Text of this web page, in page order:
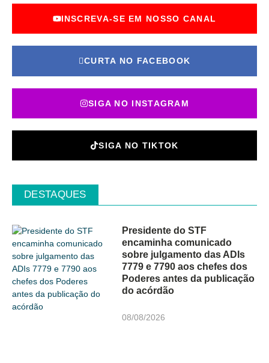
INSCREVA-SE EM NOSSO CANAL
CURTA NO FACEBOOK
SIGA NO INSTAGRAM
SIGA NO TIKTOK
DESTAQUES
Presidente do STF
encaminha comunicado
sobre julgamento das ADIs
7779 e 7790 aos chefes dos
Poderes antes da publicação
do acórdão
08/08/2026